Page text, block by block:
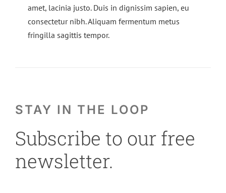
amet, lacinia justo. Duis in dignissim sapien, eu
consectetur nibh. Aliquam fermentum metus
fringilla sagittis tempor.
STAY IN THE LOOP
Subscribe to our free
newsletter.